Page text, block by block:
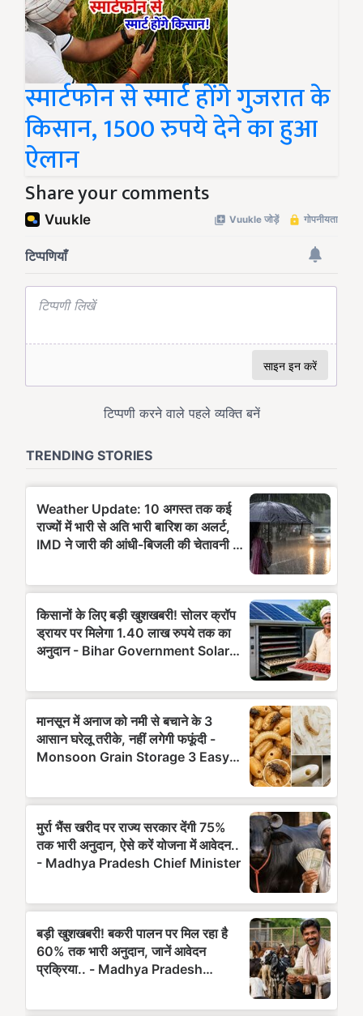
स्मार्टफोन से स्मार्ट होंगे गुजरात के
किसान, 1500 रुपये देने का हुआ
ऐलान
Share your comments